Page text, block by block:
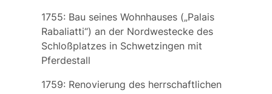
1755: Bau seines Wohnhauses („Palais
Rabaliatti“) an der Nordwestecke des
Schloßplatzes in Schwetzingen mit
Pferdestall
1759: Renovierung des herrschaftlichen